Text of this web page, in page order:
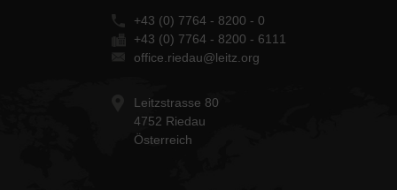
+43 (0) 7764 - 8200 - 0
+43 (0) 7764 - 8200 - 6111
office.riedau@leitz.org
Leitzstrasse 80
4752 Riedau
Österreich